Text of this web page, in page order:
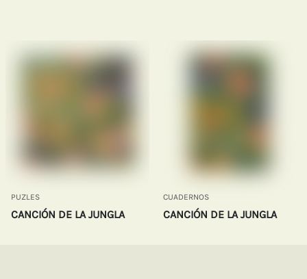
PUZLES
CANCIÓN DE LA JUNGLA
CUADERNOS
CANCIÓN DE LA JUNGLA